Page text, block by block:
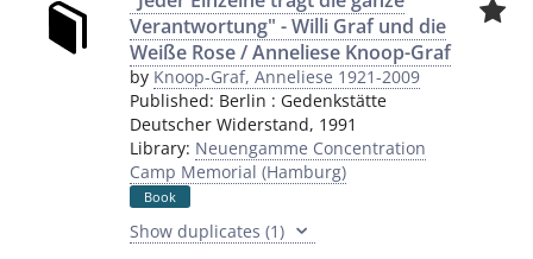
Verantwortung" - Willi Graf und die
Weiße Rose / Anneliese Knoop-Graf
by Knoop-Graf, Anneliese 1921-2009
Published: Berlin : Gedenkstätte
Deutscher Widerstand, 1991
Library: Neuengamme Concentration
Camp Memorial (Hamburg)
Book
Show duplicates (1)